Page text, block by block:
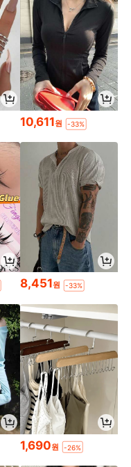
10,611원 -33%
8,451원 -33%
1,690원 -26%